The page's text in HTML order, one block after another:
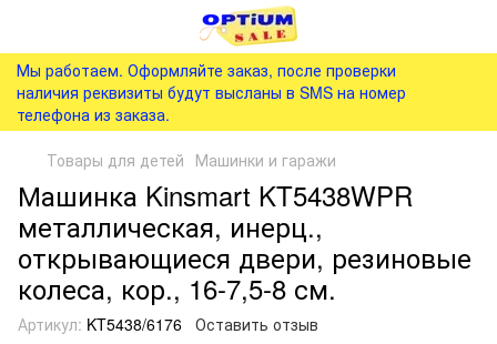
Мы работаем. Оформляйте заказ, после проверки
наличия реквизиты будут высланы в SMS на номер
телефона из заказа.
Товары для детей Машинки и гаражи
Машинка Kinsmart KT5438WPR
металлическая, инерц.,
открывающиеся двери, резиновые
колеса, кор., 16-7,5-8 см.
Артикул: KT5438/6176 Оставить отзыв